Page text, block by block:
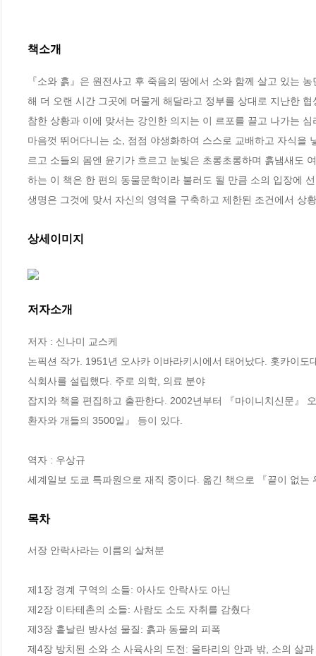
책소개
『소와 흙』은 원전사고 후 죽음의 땅에서 소와 함께 살고 있는
해 더 오랜 시간 그곳에 머물게 해달라고 정부를 상대로 지난한
참한 상황과 이에 맞서는 강인한 의지는 이 르포를 끌고 나가는
마음껏 뛰어다니는 소, 점점 야생화하여 스스로 교배하고 자식을
르고 소들의 몸엔 윤기가 흐르고 눈빛은 초롱초롱하며 흙냄새도
하는 이 책은 한 편의 동물문학이라 불러도 될 만큼 소의 입장에
생명은 그것에 맞서 자신의 영역을 구축하고 제한된 조건에서 상
상세이미지
저자소개
저자 : 신나미 교스케
논픽션 작가. 1951년 오사카 이바라키시에서 태어났다. 홋카이
식회사를 설립했다. 주로 의학, 의료 분야
잡지와 책을 편집하고 출판한다. 2002년부터 『마이니치신문』
환자와 개들의 3500일』 등이 있다.
역자 : 우상규
세계일보 도쿄 특파원으로 재직 중이다. 옮긴 책으로 『끝이 없는
목차
서장 안락사라는 이름의 살처분
제1장 경계 구역의 소들: 아사도 안락사도 아닌
제2장 이타테촌의 소들: 사람도 소도 자취를 감췄다
제3장 흩날린 방사성 물질: 흙과 동물의 피폭
제4장 방치된 소와 소 사육사의 도전: 울타리의 안과 밖, 소의 삶